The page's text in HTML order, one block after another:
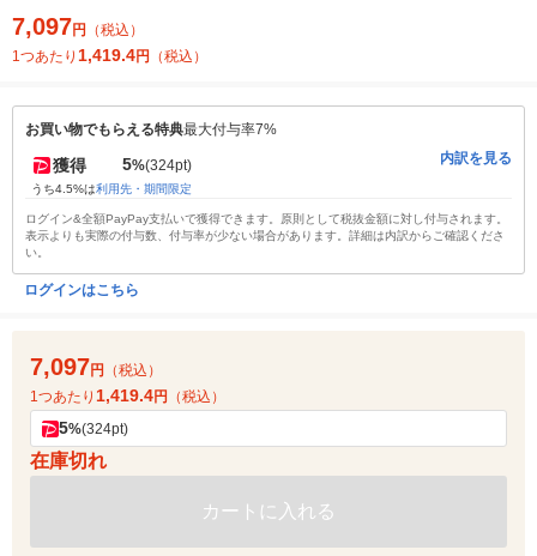
7,097円
（税込）
1つあたり 1,419.4円 （税込）
お買い物でもらえる特典最大付与率7%
獲得 5%(324pt)
うち4.5%は利用先・期間限定
内訳を見る
ログイン&全額PayPay支払いで獲得できます。原則として税抜金額に対し付与されます。
表示よりも実際の付与数、付与率が少ない場合があります。詳細は内訳からご確認くださ
い。
ログインはこちら
7,097円
（税込）
1つあたり 1,419.4円 （税込）
5%(324pt)
在庫切れ
カートに入れる